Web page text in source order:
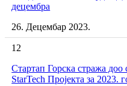
децембра
26. Децембар 2023.
12
Стартап Горска стража
StarTech Пројекта за 2023.